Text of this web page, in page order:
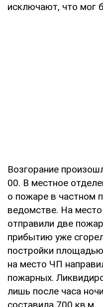
исключают, что мог
Возгорание
00. В местное
о пожаре в частном
ведомстве. На
отправили две
прибытию уже
постройки
на место ЧП
пожарных.
лишь после часа
составила 700 кв.м.